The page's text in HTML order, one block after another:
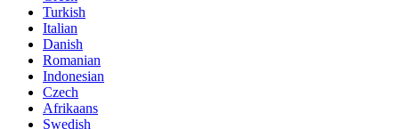
Turkish
Italian
Danish
Romanian
Indonesian
Czech
Afrikaans
Swedish